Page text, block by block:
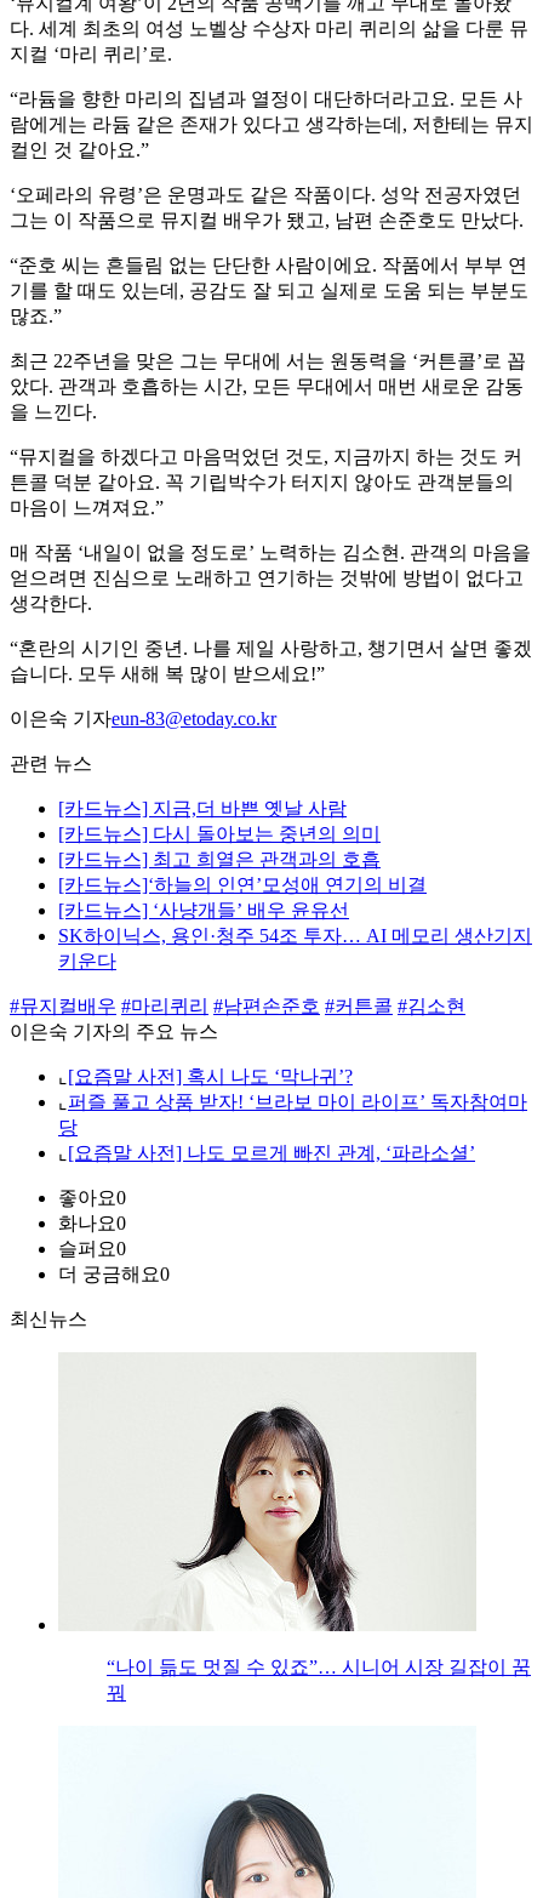
다. 세계 최초의 여성 노벨상 수상자 마리 퀴리의 삶을 다룬 뮤
지컬 ‘마리 퀴리’로.
“라듐을 향한 마리의 집념과 열정이 대단하더라고요. 모든 사
람에게는 라듐 같은 존재가 있다고 생각하는데, 저한테는 뮤지
컬인 것 같아요.”
‘오페라의 유령’은 운명과도 같은 작품이다. 성악 전공자였던
그는 이 작품으로 뮤지컬 배우가 됐고, 남편 손준호도 만났다.
“준호 씨는 흔들림 없는 단단한 사람이에요. 작품에서 부부 연
기를 할 때도 있는데, 공감도 잘 되고 실제로 도움 되는 부분도
많죠.”
최근 22주년을 맞은 그는 무대에 서는 원동력을 ‘커튼콜’로 꼽
았다. 관객과 호흡하는 시간, 모든 무대에서 매번 새로운 감동
을 느낀다.
“뮤지컬을 하겠다고 마음먹었던 것도, 지금까지 하는 것도 커
튼콜 덕분 같아요. 꼭 기립박수가 터지지 않아도 관객분들의
마음이 느껴져요.”
매 작품 ‘내일이 없을 정도로’ 노력하는 김소현. 관객의 마음을
얻으려면 진심으로 노래하고 연기하는 것밖에 방법이 없다고
생각한다.
“혼란의 시기인 중년. 나를 제일 사랑하고, 챙기면서 살면 좋겠
습니다. 모두 새해 복 많이 받으세요!”
이은숙 기자eun-83@etoday.co.kr
관련 뉴스
[카드뉴스] 지금,더 바쁜 옛날 사람
[카드뉴스] 다시 돌아보는 중년의 의미
[카드뉴스] 최고 희열은 관객과의 호흡
[카드뉴스]‘하늘의 인연’모성애 연기의 비결
[카드뉴스] ‘사냥개들’ 배우 윤유선
SK하이닉스, 용인·청주 54조 투자… AI 메모리 생산기지
키운다
#뮤지컬배우 #마리퀴리 #남편손준호 #커튼콜 #김소현
이은숙 기자의 주요 뉴스
⌞ [요즘말 사전] 혹시 나도 ‘막나귀’?
⌞ 퍼즐 풀고 상품 받자! ‘브라보 마이 라이프’ 독자참여마
당
⌞ [요즘말 사전] 나도 모르게 빠진 관계, ‘파라소셜’
좋아요0
화나요0
슬퍼요0
더 궁금해요0
최신뉴스
“나이 듦도 멋질 수 있죠”… 시니어 시장 길잡이 꿈
꿔